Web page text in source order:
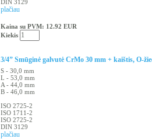
DIN 3129
plačiau
Kaina su PVM: 12.92 EUR
Kiekis
3/4” Smūginė galvutė CrMo 30 mm + kaištis, O-
S - 30,0 mm
L - 53,0 mm
A - 44,0 mm
B - 46,0 mm
ISO 2725-2
ISO 1711-2
ISO 2725-2
DIN 3129
plačiau